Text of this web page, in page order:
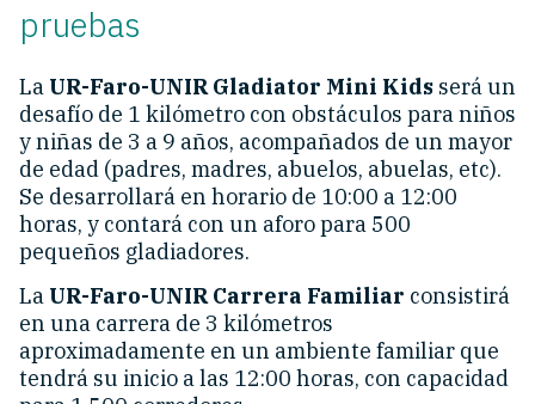
pruebas
La UR-Faro-UNIR Gladiator Mini Kids será un
desafío de 1 kilómetro con obstáculos para niños
y niñas de 3 a 9 años, acompañados de un mayor
de edad (padres, madres, abuelos, abuelas, etc).
Se desarrollará en horario de 10:00 a 12:00
horas, y contará con un aforo para 500
pequeños gladiadores.
La UR-Faro-UNIR Carrera Familiar consistirá
en una carrera de 3 kilómetros
aproximadamente en un ambiente familiar que
tendrá su inicio a las 12:00 horas, con capacidad